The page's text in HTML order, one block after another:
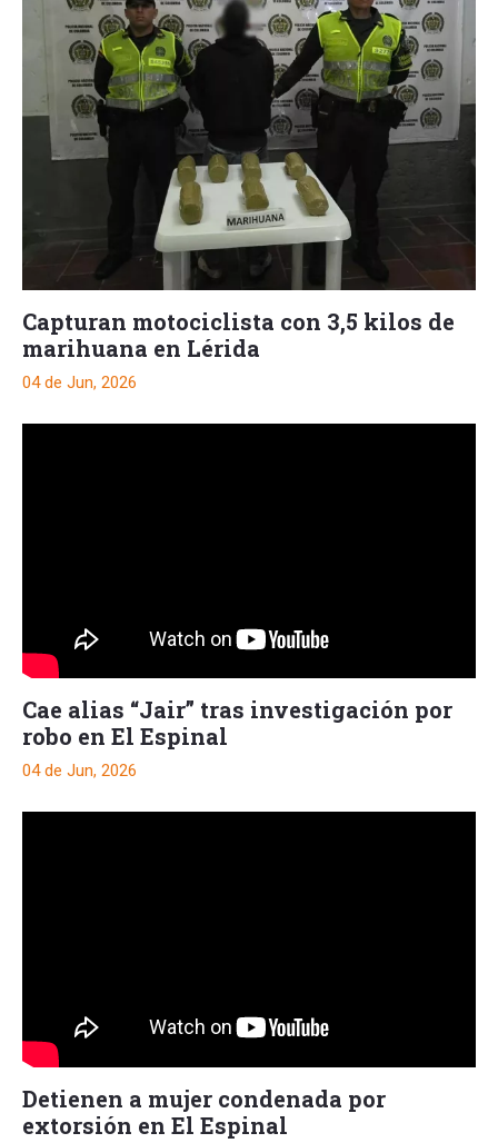
Capturan motociclista con 3,5 kilos de
marihuana en Lérida
04 de Jun, 2026
Cae alias “Jair” tras investigación por
robo en El Espinal
04 de Jun, 2026
Detienen a mujer condenada por
extorsión en El Espinal